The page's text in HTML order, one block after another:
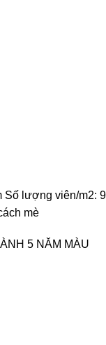
Số lượng viên/m2: 9
mè
5 NĂM MÀU